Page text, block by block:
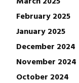
February 2025
January 2025
December 2024
November 2024
October 2024